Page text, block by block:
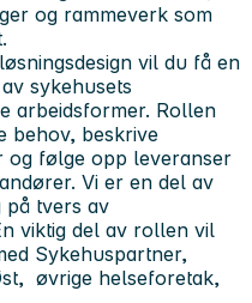
og rammeverk som
vil du få en
sykehusets
arbeidsformer. Rollen
behov, beskrive
og følge opp leveranser
Vi er en del av
på tvers av
viktig del av rollen vil
Sykehuspartner,
øvrige helseforetak,